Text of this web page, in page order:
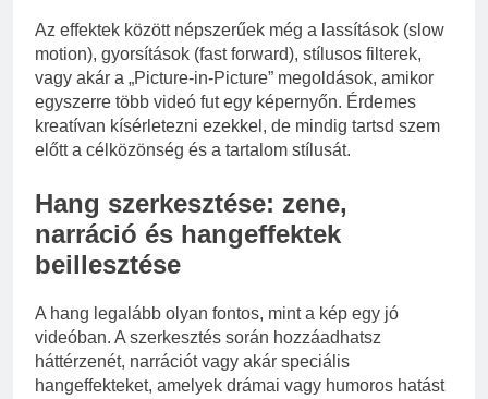
Az effektek között népszerűek még a lassítások (slow
motion), gyorsítások (fast forward), stílusos filterek,
vagy akár a „Picture-in-Picture” megoldások, amikor
egyszerre több videó fut egy képernyőn. Érdemes
kreatívan kísérletezni ezekkel, de mindig tartsd szem
előtt a célközönség és a tartalom stílusát.
Hang szerkesztése: zene,
narráció és hangeffektek
beillesztése
A hang legalább olyan fontos, mint a kép egy jó
videóban. A szerkesztés során hozzáadhatsz
háttérzenét, narrációt vagy akár speciális
hangeffekteket, amelyek drámai vagy humoros hatást